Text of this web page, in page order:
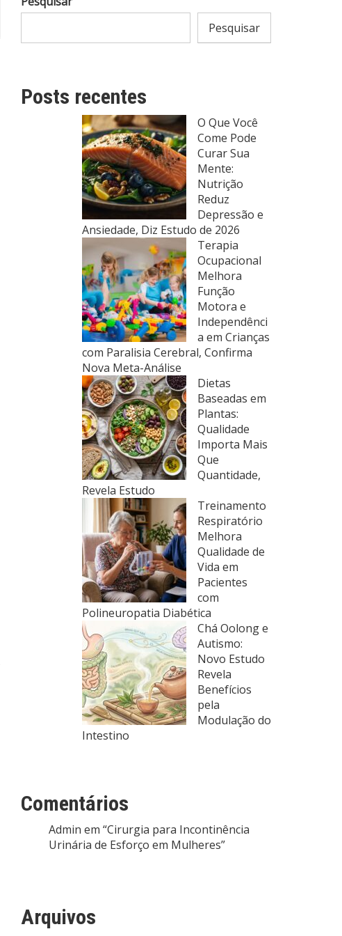
Pesquisar
Posts recentes
O Que Você
Come Pode
Curar Sua
Mente:
Nutrição
Reduz
Depressão e
Ansiedade, Diz Estudo de 2026
Terapia
Ocupacional
Melhora
Função
Motora e
Independênci
a em Crianças
com Paralisia Cerebral, Confirma
Nova Meta-Análise
Dietas
Baseadas em
Plantas:
Qualidade
Importa Mais
Que
Quantidade,
Revela Estudo
Treinamento
Respiratório
Melhora
Qualidade de
Vida em
Pacientes
com
Polineuropatia Diabética
Chá Oolong e
Autismo:
Novo Estudo
Revela
Benefícios
pela
Modulação do
Intestino
Comentários
Admin em “Cirurgia para Incontinência
Urinária de Esforço em Mulheres”
Arquivos